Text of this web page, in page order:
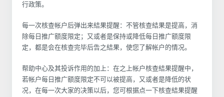
行政策。
每一次核查帐户后弹出来結果提醒：不管核查結果是提高，消
除每日推广额度限定；又或者是保持或降低每日推广额度限
定，都是会在核查完毕后告之結果，使您了解帐户的情况。
帮助中心及其投诉作用的加上：在之上帐户核查結果提醒中，
若帐户每日推广额度限定不可以被提高，又或者是降低的状
况，在每一次大家的决策以后，您可根据点一下核查結果提醒